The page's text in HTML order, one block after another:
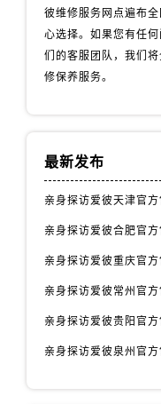
彼维修服务网点遍布
心选择。如果您有任
们的客服团队，我们
修保养服务。
最新发布